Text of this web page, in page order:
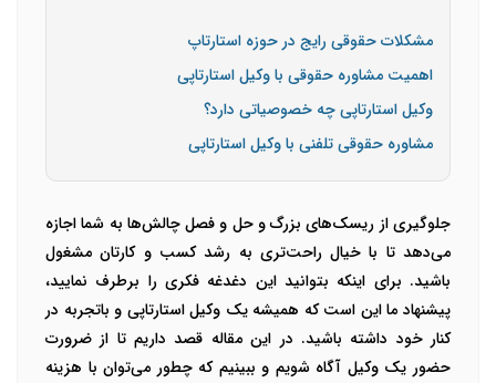
مشکلات حقوقی رایج در حوزه استارتاپ
اهمیت مشاوره حقوقی با وکیل استارتاپی
وکیل استارتاپی چه خصوصیاتی دارد؟
مشاوره حقوقی تلفنی با وکیل استارتاپی
جلوگیری از ریسک‌های بزرگ و حل و فصل چالش‌ها به شما اجازه
می‌دهد تا با خیال راحت‌تری به رشد کسب و کارتان مشغول
باشید. برای اینکه بتوانید این دغدغه فکری را برطرف نمایید،
پیشنهاد ما این است که همیشه یک وکیل استارتاپی و باتجربه در
کنار خود داشته باشید. در این مقاله قصد داریم تا از ضرورت
حضور یک وکیل آگاه شویم و ببینیم که چطور می‌توان با هزینه